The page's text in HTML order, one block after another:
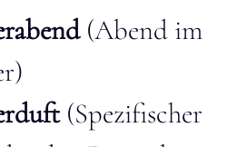
(Abend im
(Spezifischer